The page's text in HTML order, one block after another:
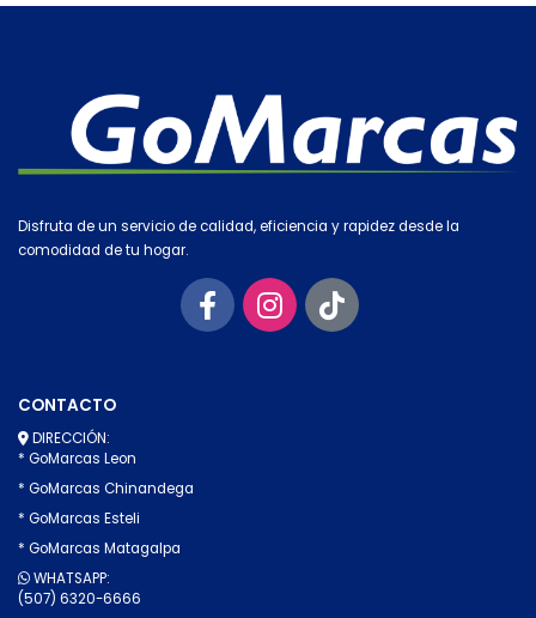
Disfruta de un servicio de calidad, eficiencia y rapidez desde la
comodidad de tu hogar.
CONTACTO
DIRECCIÓN:
* GoMarcas Leon
* GoMarcas Chinandega
* GoMarcas Esteli
* GoMarcas Matagalpa
WHATSAPP:
(507) 6320-6666